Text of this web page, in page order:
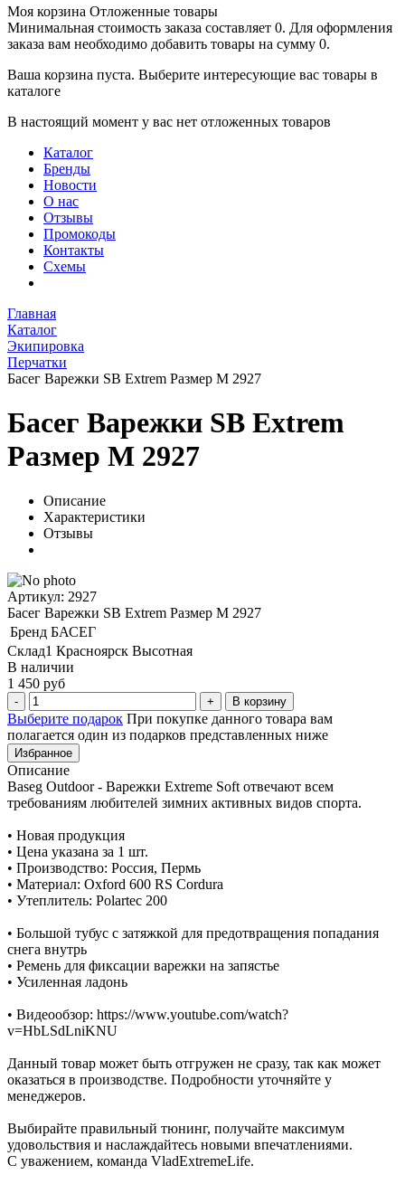
Моя корзина Отложенные товары
Минимальная стоимость заказа составляет 0. Для оформления
заказа вам необходимо добавить товары на сумму 0.
Ваша корзина пуста. Выберите интересующие вас товары в
каталоге
В настоящий момент у вас нет отложенных товаров
Каталог
Бренды
Новости
О нас
Отзывы
Промокоды
Контакты
Схемы
Главная
Каталог
Экипировка
Перчатки
Басег Варежки SB Extrem Размер M 2927
Басег Варежки SB Extrem
Размер M 2927
Описание
Характеристики
Отзывы
Артикул: 2927
Басег Варежки SB Extrem Размер M 2927
Бренд БАСЕГ
Склад1 Красноярск Высотная
В наличии
1 450 руб
В корзину
Выберите подарок При покупке данного товара вам
полагается один из подарков представленных ниже
Избранное
Описание
Baseg Outdoor - Варежки Extreme Soft отвечают всем
требованиям любителей зимних активных видов спорта.
• Новая продукция
• Цена указана за 1 шт.
• Производство: Россия, Пермь
• Материал: Oxford 600 RS Cordura
• Утеплитель: Polartec 200
• Большой тубус с затяжкой для предотвращения попадания
снега внутрь
• Ремень для фиксации варежки на запястье
• Усиленная ладонь
• Видеообзор: https://www.youtube.com/watch?
v=HbLSdLniKNU
Данный товар может быть отгружен не сразу, так как может
оказаться в производстве. Подробности уточняйте у
менеджеров.
Выбирайте правильный тюнинг, получайте максимум
удовольствия и наслаждайтесь новыми впечатлениями.
С уважением, команда VladExtremeLife.